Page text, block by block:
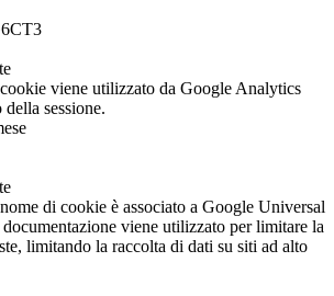
viene utilizzato da Google Analytics
sessione.
di cookie è associato a Google Universal
viene utilizzato per limitare la
limitando la raccolta di dati su siti ad alto